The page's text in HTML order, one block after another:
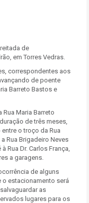
de
em Torres Vedras.
correspondentes aos
de poente
Barreto Bastos e
Maria Barreto
de três meses,
o troço da Rua
Rua Brigadeiro Neves
Rua Dr. Carlos França,
a garagens.
de alguns
estacionamento será
as
lugares para os